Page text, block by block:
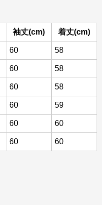
袖丈(cm) 着丈(cm)
60 58
60 58
60 58
60 59
60 60
60 60